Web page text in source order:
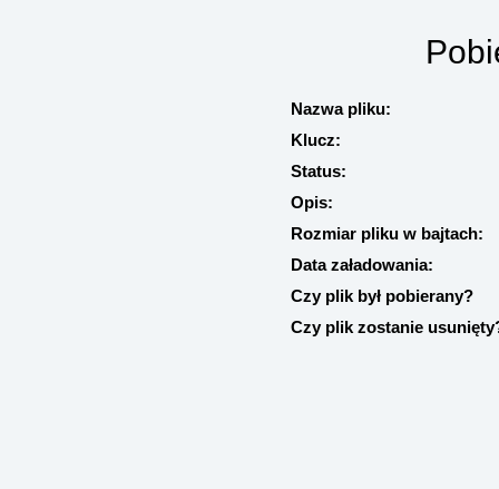
Nazwa pliku:
Klucz:
Status:
Opis:
Rozmiar pliku w bajtach:
Data załadowania:
Czy plik był pobierany?
Czy plik zostanie